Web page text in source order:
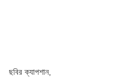
ছবির ক্যাপশান,